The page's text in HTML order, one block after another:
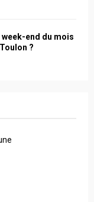
end du mois
?